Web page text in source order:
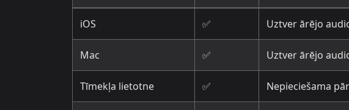
iOS ✅ Uztver ārējo
Mac ✅ Uztver ārējo
Tīmekļa lietotne ✅ Nepieciešama